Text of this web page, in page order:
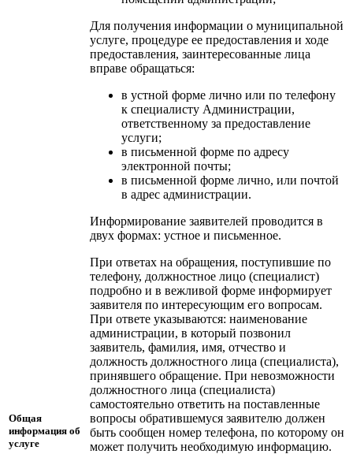
Общая
информация об
услуге
Для получения информации о муниципальной
услуге, процедуре ее предоставления и ходе
предоставления, заинтересованные лица
вправе обращаться:
в устной форме лично или по телефону
к специалисту Администрации,
ответственному за предоставление
услуги;
в письменной форме по адресу
электронной почты;
в письменной форме лично, или почтой
в адрес администрации.
Информирование заявителей проводится в
двух формах: устное и письменное.
При ответах на обращения, поступившие по
телефону, должностное лицо (специалист)
подробно и в вежливой форме информирует
заявителя по интересующим его вопросам.
При ответе указываются: наименование
администрации, в который позвонил
заявитель, фамилия, имя, отчество и
должность должностного лица (специалиста),
принявшего обращение. При невозможности
должностного лица (специалиста)
самостоятельно ответить на поставленные
вопросы обратившемуся заявителю должен
быть сообщен номер телефона, по которому он
может получить необходимую информацию.